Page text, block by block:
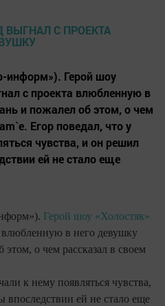
информ»). Герой шоу
с проекта влюбленную в
и пожалел об этом, о чем
Егор поведал, что у
чувства, и он решил
ей не стало еще
Герой шоу «Холостяк»
влюбленную в него девушку
о чем рассказал в своем
к нему появляться чувства,
впоследствии ей не стало еще